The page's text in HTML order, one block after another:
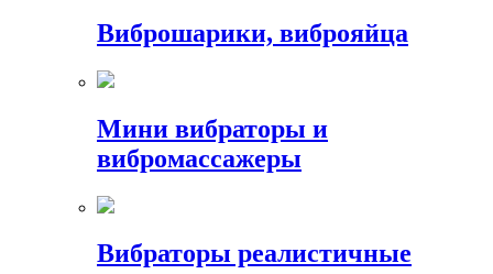
Виброшарики, виброяйца
Мини вибраторы и
вибромассажеры
Вибраторы реалистичные